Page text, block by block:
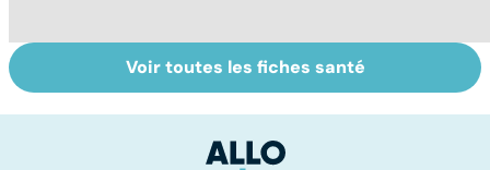
HPV : tout savoir
sur les
Gynéco : un suivi
pour la vie
Voir toutes les fiches santé